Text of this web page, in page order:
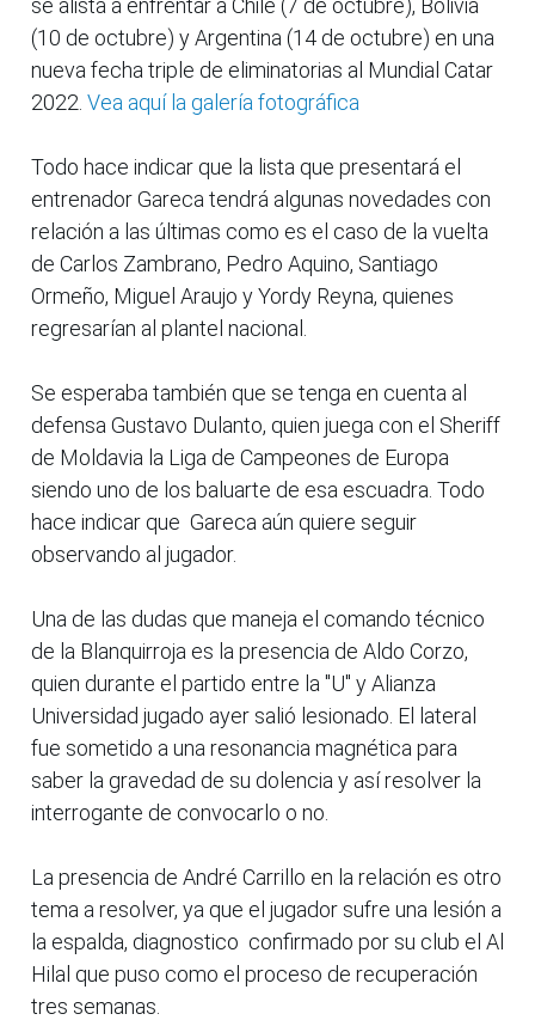
se alista a enfrentar a Chile (7 de octubre), Bolivia
(10 de octubre) y Argentina (14 de octubre) en una
nueva fecha triple de eliminatorias al Mundial Catar
2022. Vea aquí la galería fotográfica
Todo hace indicar que la lista que presentará el
entrenador Gareca tendrá algunas novedades con
relación a las últimas como es el caso de la vuelta
de Carlos Zambrano, Pedro Aquino, Santiago
Ormeño, Miguel Araujo y Yordy Reyna, quienes
regresarían al plantel nacional.
Se esperaba también que se tenga en cuenta al
defensa Gustavo Dulanto, quien juega con el Sheriff
de Moldavia la Liga de Campeones de Europa
siendo uno de los baluarte de esa escuadra. Todo
hace indicar que Gareca aún quiere seguir
observando al jugador.
Una de las dudas que maneja el comando técnico
de la Blanquirroja es la presencia de Aldo Corzo,
quien durante el partido entre la "U" y Alianza
Universidad jugado ayer salió lesionado. El lateral
fue sometido a una resonancia magnética para
saber la gravedad de su dolencia y así resolver la
interrogante de convocarlo o no.
La presencia de André Carrillo en la relación es otro
tema a resolver, ya que el jugador sufre una lesión a
la espalda, diagnostico confirmado por su club el Al
Hilal que puso como el proceso de recuperación
tres semanas.